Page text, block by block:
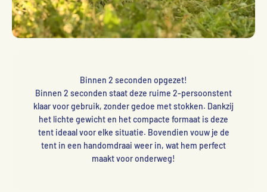
Binnen 2 seconden opgezet!
Binnen 2 seconden staat deze ruime 2-persoonstent
klaar voor gebruik, zonder gedoe met stokken. Dankzij
het lichte gewicht en het compacte formaat is deze
tent ideaal voor elke situatie. Bovendien vouw je de
tent in een handomdraai weer in, wat hem perfect
maakt voor onderweg!